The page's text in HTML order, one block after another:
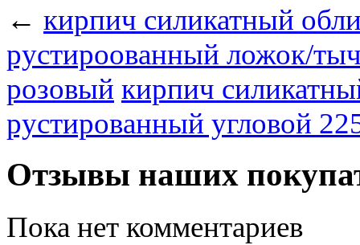
← кирпич силикатный
рустироованный ложок/
розовый кирпич
рустированный угловой
Отзывы наших
Пока нет комментариев